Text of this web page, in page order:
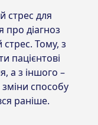
стрес для
про діагноз
Тому, з
пацієнтові
а з іншого –
зміни способу
раніше.